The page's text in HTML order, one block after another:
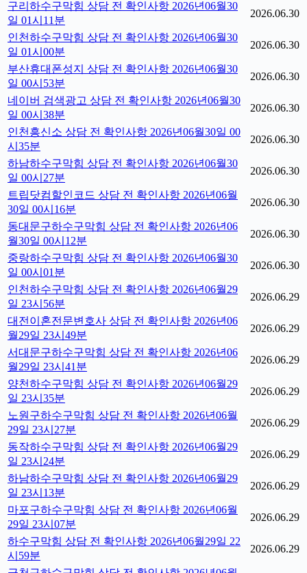
구리하수구막힘 상담 전 확인사항 2026년06월30
일 01시11분
2026.06.30
인천하수구막힘 상담 전 확인사항 2026년06월30
일 01시00분
2026.06.30
부산휴대폰성지 상담 전 확인사항 2026년06월30
일 00시53분
2026.06.30
네이버 검색광고 상담 전 확인사항 2026년06월30
일 00시38분
2026.06.30
인천흥신소 상담 전 확인사항 2026년06월30일 00
시35분
2026.06.30
하남하수구막힘 상담 전 확인사항 2026년06월30
일 00시27분
2026.06.30
트립닷컴할인코드 상담 전 확인사항 2026년06월
30일 00시16분
2026.06.30
동대문구하수구막힘 상담 전 확인사항 2026년06
월30일 00시12분
2026.06.30
중랑하수구막힘 상담 전 확인사항 2026년06월30
일 00시01분
2026.06.30
인천하수구막힘 상담 전 확인사항 2026년06월29
일 23시56분
2026.06.29
대전이혼전문변호사 상담 전 확인사항 2026년06
월29일 23시49분
2026.06.29
서대문구하수구막힘 상담 전 확인사항 2026년06
월29일 23시41분
2026.06.29
양천하수구막힘 상담 전 확인사항 2026년06월29
일 23시35분
2026.06.29
노원구하수구막힘 상담 전 확인사항 2026년06월
29일 23시27분
2026.06.29
동작하수구막힘 상담 전 확인사항 2026년06월29
일 23시24분
2026.06.29
하남하수구막힘 상담 전 확인사항 2026년06월29
일 23시13분
2026.06.29
마포구하수구막힘 상담 전 확인사항 2026년06월
29일 23시07분
2026.06.29
하수구막힘 상담 전 확인사항 2026년06월29일 22
시59분
2026.06.29